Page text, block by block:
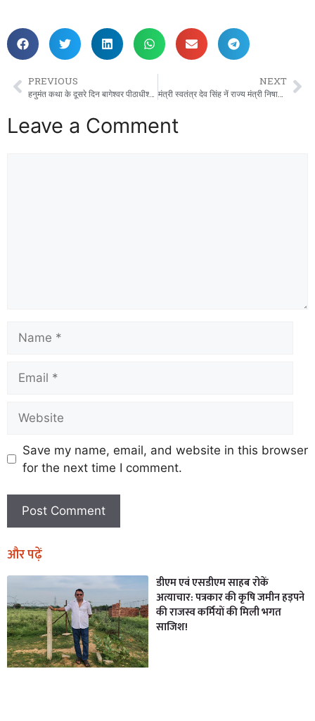
PREVIOUS NEXT
मंत्री स्वतंत्र देव सिंह नें राज्य मंत्री निषाद एवं विधायक प्रकाश के साथ केन बेतवा लिंक परियोजना का किया निरीक्षण
Leave a Comment
Save my name, email, and website in this browser
for the next time I comment.
और पढ़ें
डीएम एवं एसडीएम साहब रोकें
अत्याचार: पत्रकार की कृषि जमीन हड़पने
की राजस्व कर्मियों की मिली भगत
साजिश!